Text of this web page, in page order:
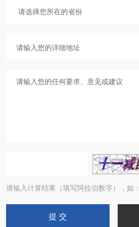
请输入计算结果（填写阿拉伯数字），如